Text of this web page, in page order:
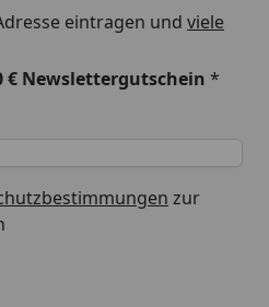
eintragen und viele
€ Newslettergutschein *
zur